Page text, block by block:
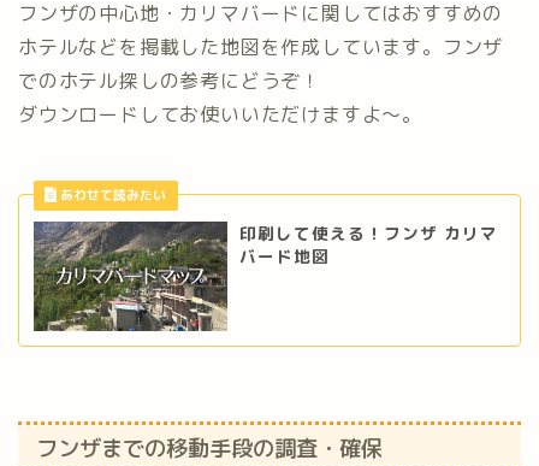
フンザの中心地・カリマバードに関してはおすすめの
ホテルなどを掲載した地図を作成しています。フンザ
でのホテル探しの参考にどうぞ！
ダウンロードしてお使いいただけますよ〜。
印刷して使える！フンザ カリマ
バード地図
フンザまでの移動手段の調査・確保